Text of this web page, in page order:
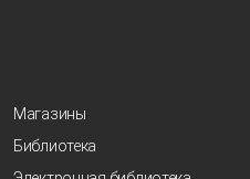
Магазины
Библиотека